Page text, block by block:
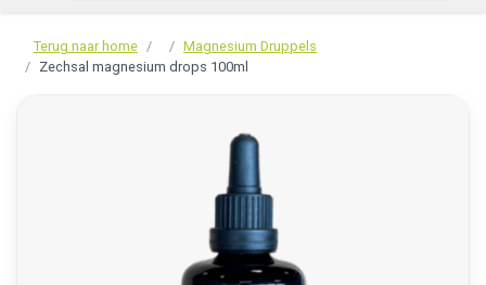
Terug naar home
Magnesium Druppels
Zechsal magnesium drops 100ml